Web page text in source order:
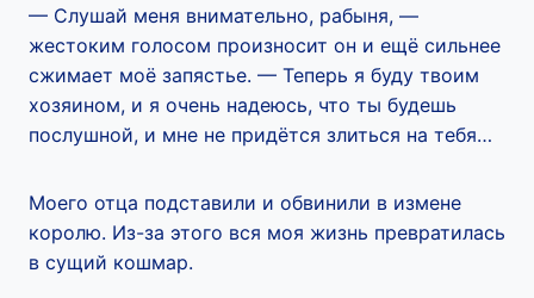
— Слушай меня внимательно, рабыня, —
жестоким голосом произносит он и ещё сильнее
сжимает моё запястье. — Теперь я буду твоим
хозяином, и я очень надеюсь, что ты будешь
послушной, и мне не придётся злиться на тебя…
Моего отца подставили и обвинили в измене
королю. Из-за этого вся моя жизнь превратилась
в сущий кошмар.